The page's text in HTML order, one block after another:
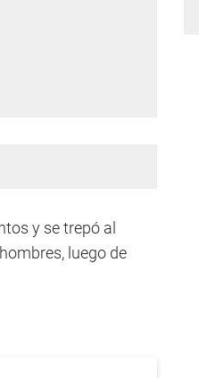
y se trepó al
luego de